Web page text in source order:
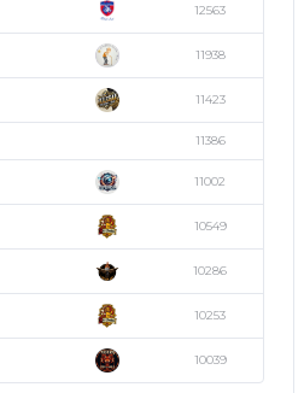
12563
11938
11423
11386
11002
10549
10286
10253
10039